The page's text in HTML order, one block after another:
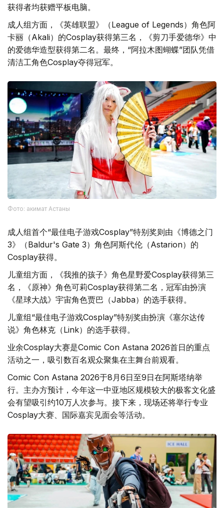
获得者均获赠平板电脑。
成人组方面，《英雄联盟》（League of Legends）角色阿
卡丽（Akali）的Cosplay获得第三名，《剪刀手爱德华》中
的爱德华造型获得第二名。最终，“阿拉木图蝴蝶”团队凭借
清洁工角色Cosplay夺得冠军。
Фото: акимат Астаны
成人组首个“最佳电子游戏Cosplay”特别奖则由《博德之门
3》（Baldur's Gate 3）角色阿斯代伦（Astarion）的
Cosplay获得。
儿童组方面，《我推的孩子》角色星野爱Cosplay获得第三
名，《原神》角色可莉Cosplay获得第二名，冠军由扮演
《星球大战》宇宙角色贾巴（Jabba）的选手获得。
儿童组“最佳电子游戏Cosplay”特别奖由扮演《塞尔达传
说》角色林克（Link）的选手获得。
业余Cosplay大赛是Comic Con Astana 2026首日的重点
活动之一，吸引数百名观众聚集在主舞台前观看。
Comic Con Astana 2026于8月6日至9日在阿斯塔纳举
行。主办方预计，今年这一中亚地区规模较大的极客文化盛
会有望吸引约10万人次参与。接下来，现场还将举行专业
Cosplay大赛、国际嘉宾见面会等活动。